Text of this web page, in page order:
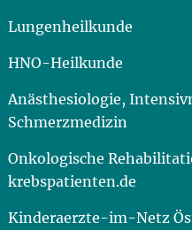
Lungenheilkunde
HNO-Heilkunde
Anästhesiologie,
Schmerzmedizin
Onkologische
krebspatienten.de
Kinderaerzte-im-Netz